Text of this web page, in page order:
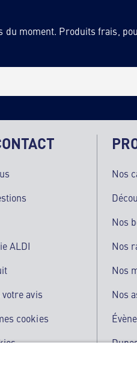
du moment. Produits frais,
ALDI
avis
cookies
Nos
Nos
Nos
Nos
Nos